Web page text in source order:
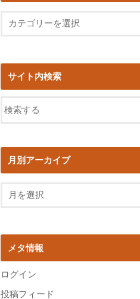
サイト内検索
月別アーカイブ
メタ情報
ログイン
投稿フィード